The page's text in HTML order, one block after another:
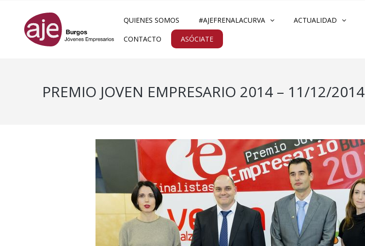
QUIENES SOMOS #AJEFRENALACURVA ACTUALIDAD
CONTACTO ASÓCIATE
PREMIO JOVEN EMPRESARIO 2014 – 11/12/2014